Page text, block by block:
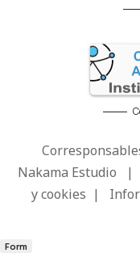
Nakama Estudio |
y cookies |
Form